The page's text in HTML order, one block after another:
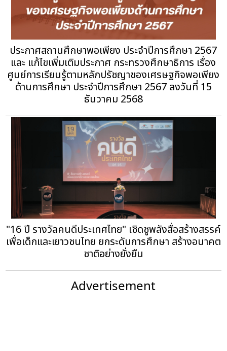
ประกาศสถานศึกษาพอเพียง ประจำปีการศึกษา 2567
และ แก้ไขเพิ่มเติมประกาศ กระทรวงศึกษาธิการ เรื่อง
ศูนย์การเรียนรู้ตามหลักปรัชญาของเศรษฐกิจพอเพียง
ด้านการศึกษา ประจำปีการศึกษา 2567 ลงวันที่ 15
ธันวาคม 2568
"16 ปี รางวัลคนดีประเทศไทย" เชิดชูพลังสื่อสร้างสรรค์
เพื่อเด็กและเยาวชนไทย ยกระดับการศึกษา สร้างอนาคต
ชาติอย่างยั่งยืน
Advertisement